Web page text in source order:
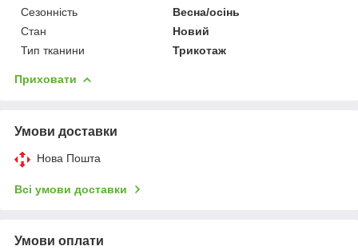
Сезонність
Весна/осінь
Стан
Новий
Тип тканини
Трикотаж
Приховати
Умови доставки
Нова Пошта
Всі умови доставки
Умови оплати